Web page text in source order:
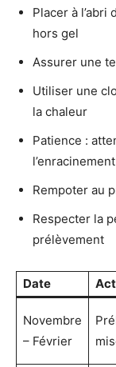
Placer à l’abri
hors gel
Assurer une
Utiliser une
la chaleur
Patience :
l’enracinement
Rempoter au
Respecter la
prélèvement
Date
Novembre
– Février